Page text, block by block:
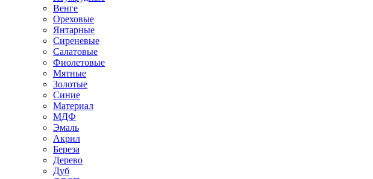
Венге
Ореховые
Янтарные
Сиреневые
Салатовые
Фиолетовые
Мятные
Золотые
Синие
Материал
МДФ
Эмаль
Акрил
Береза
Дерево
Дуб